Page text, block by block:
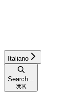
Italiano
Search...
⌘ K